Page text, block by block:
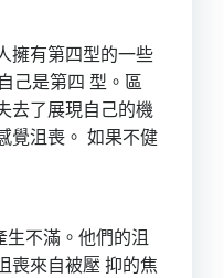
擁有第四型的一些
己是第四 型。區
去了展現自己的機
覺沮喪。 如果不健
不滿。他們的沮
喪來自被壓 抑的焦